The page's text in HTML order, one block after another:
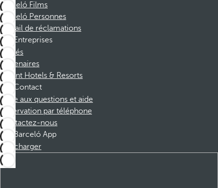
Barceló Films
Barceló Personnes
Portail de réclamations
Entreprises
Affiliés
Partenaires
Dorint Hotels & Resorts
Contact
Foire aux questions et aide
Réservation par téléphone
Contactez-nous
Barceló App
Télécharger